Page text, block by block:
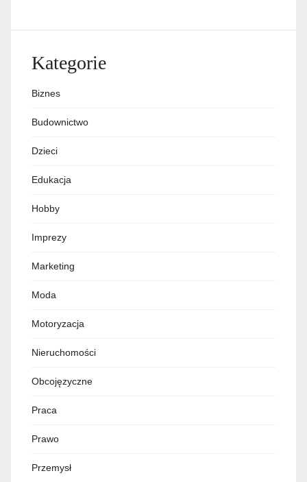
Kategorie
Biznes
Budownictwo
Dzieci
Edukacja
Hobby
Imprezy
Marketing
Moda
Motoryzacja
Nieruchomości
Obcojęzyczne
Praca
Prawo
Przemysł